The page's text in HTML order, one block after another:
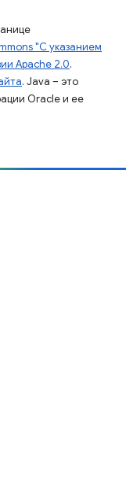
"С указанием
Apache 2.0.
. Java – это
Oracle и ее